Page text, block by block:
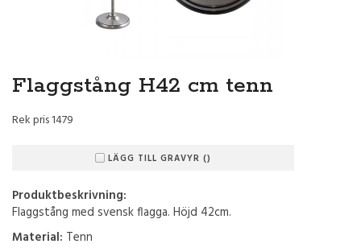
Flaggstång H42 cm tenn
Rek pris 1479
LÄGG TILL GRAVYR ()
Produktbeskrivning:
Flaggstång med svensk flagga. Höjd 42cm.
Material: Tenn